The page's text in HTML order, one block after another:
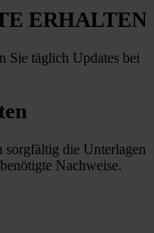
ERHALTEN
Sie täglich Updates bei
sorgfältig die Unterlagen
Nachweise.